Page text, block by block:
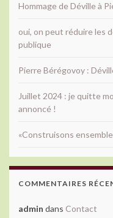
Hommage de Déville à
oui, on peut réduire les
publique
Pierre Bérégovoy :
Juillet 2024 : je quitte
annoncé !
«Construisons
COMMENTAIRES
admin dans Contact